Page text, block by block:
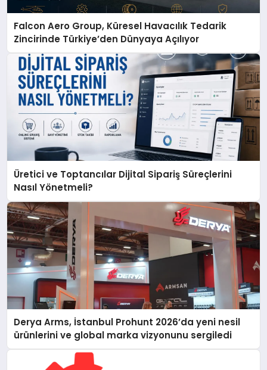
Falcon Aero Group, Küresel Havacılık Tedarik
Zincirinde Türkiye’den Dünyaya Açılıyor
Üretici ve Toptancılar Dijital Sipariş Süreçlerini
Nasıl Yönetmeli?
Derya Arms, İstanbul Prohunt 2026’da yeni nesil
ürünlerini ve global marka vizyonunu sergiledi